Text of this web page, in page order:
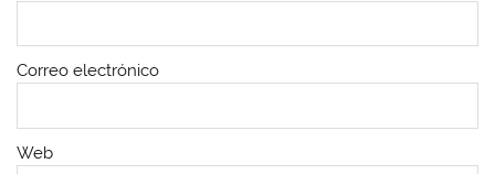
Correo electrónico
Web